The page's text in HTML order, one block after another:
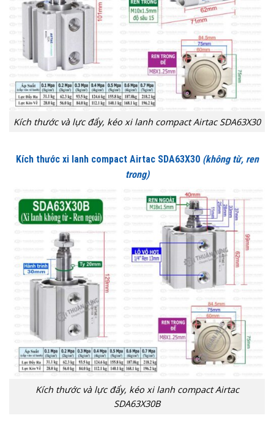
Kích thước và lực đẩy, kéo xi lanh compact Airtac SDA63X30
Kích thước xi lanh compact Airtac SDA63X30(không từ, ren
trong)
Kích thước và lực đẩy, kéo xi lanh compact Airtac
SDA63X30B